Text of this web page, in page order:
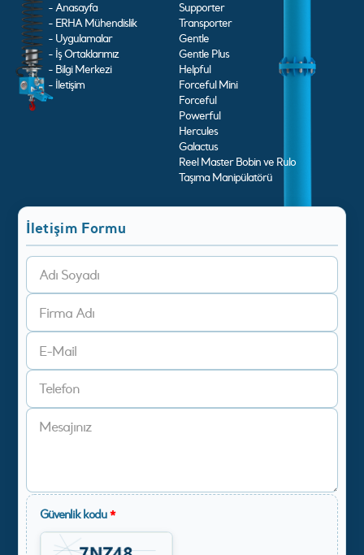
- Anasayfa
- ERHA Mühendislik
- Uygulamalar
- İş Ortaklarımız
- Bilgi Merkezi
- İletişim
Supporter
Transporter
Gentle
Gentle Plus
Helpful
Forceful Mini
Forceful
Powerful
Hercules
Galactus
Reel Master Bobin ve Rulo
Taşıma Manipülatörü
İletişim Formu
Güvenlik kodu*